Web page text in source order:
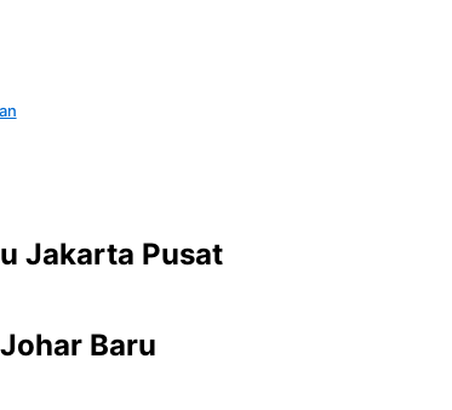
Jakarta Pusat
Baru